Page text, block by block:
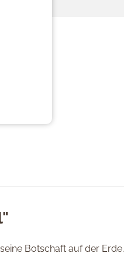
Botschaft auf der Erde.